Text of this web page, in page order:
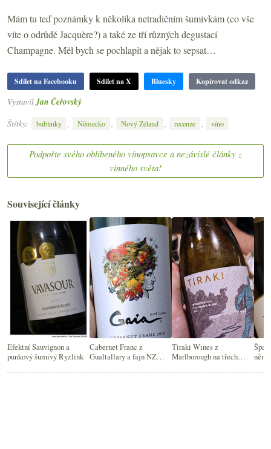
Mám tu teď poznámky k několika netradičním šumivkám (co vše
víte o odrůdě Jacquère?) a také ze tří různých degustací
Champagne. Měl bych se pochlapit a nějak to sepsat…
Sdílet na Facebooku Sdílet na X Bluesky Kopírovat odkaz
Vystavil Jan Čeřovský
Štítky:
bublinky , Německo , Nový Zéland , recenze , víno
Podpořte svého oblíbeného vínopsavce a nezávislé články z
vinného světa!
Související články
Efektní Sauvignon a
punkový šumivý Ryzlink
Cabernet Franc z
Gualtallary a fajn NZ
Tiraki Wines z
Marlborough na třech